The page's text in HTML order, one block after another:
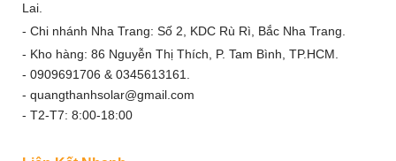
Lai.
- Chi nhánh Nha Trang: Số 2, KDC Rù Rì, Bắc Nha Trang.
- Kho hàng: 86 Nguyễn Thị Thích, P. Tam Bình, TP.HCM.
- 0909691706 & 0345613161.
- quangthanhsolar@gmail.com
- T2-T7: 8:00-18:00